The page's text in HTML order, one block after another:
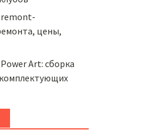
цены,
Art: сборка